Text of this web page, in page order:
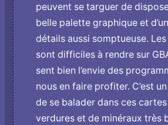
peuvent se targuer de
belle palette graphique et
détails aussi somptueuse.
sont difficiles à rendre sur
sent bien l’envie des
nous en faire profiter. C’est
de se balader dans ces
verdures et de minéraux très